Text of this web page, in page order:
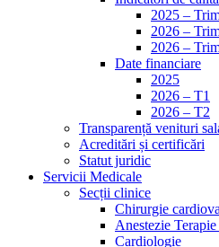
2025 –
2026 –
2026 –
Date financiare
2025
2026 – T1
2026 – T2
Transparență venituri
Acreditări și certificări
Statut juridic
Servicii Medicale
Secții clinice
Chirurgie
Anestezie
Cardiologie